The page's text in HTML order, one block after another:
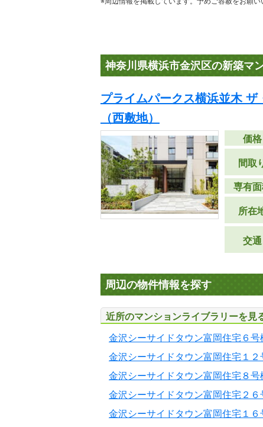
神奈川県横浜市金沢区の新築マ
プライムパークス横浜並木
（西敷地）
価格
間取
専有
所在
交通
周辺の物件情報を探す
近所のマンションライブラリーを見
金沢シーサイドタウン富岡住宅６号
金沢シーサイドタウン富岡住宅１２
金沢シーサイドタウン富岡住宅８号
金沢シーサイドタウン富岡住宅２６
金沢シーサイドタウン富岡住宅１６